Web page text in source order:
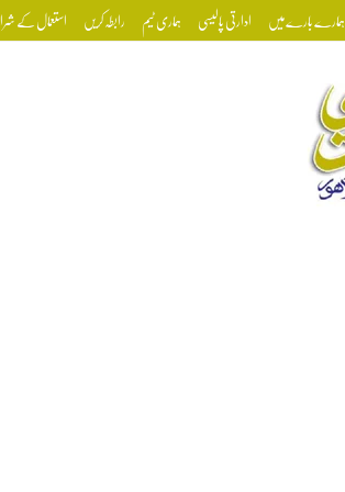
ہمارے بارے میں ادارتی پالیسی ہماری ٹیم رابطہ کریں استعمال کے